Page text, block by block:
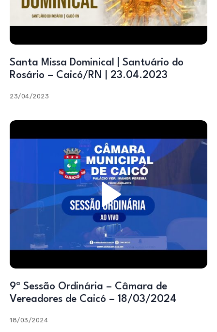
Santa Missa Dominical | Santuário do
Rosário – Caicó/RN | 23.04.2023
23/04/2023
9ª Sessão Ordinária – Câmara de
Vereadores de Caicó – 18/03/2024
18/03/2024